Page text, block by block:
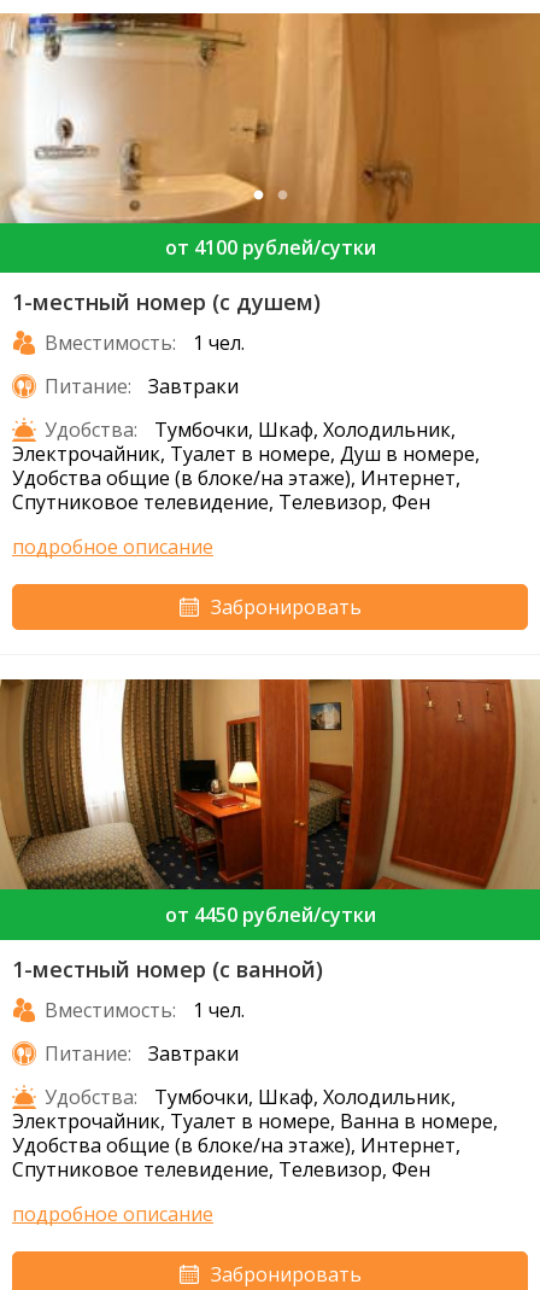
от 4100 рублей/сутки
1-местный номер (с душем)
Вместимость:
1 чел.
Питание:
Завтраки
Удобства:
Тумбочки, Шкаф, Холодильник,
Электрочайник, Туалет в номере, Душ в номере,
Удобства общие (в блоке/на этаже), Интернет,
Спутниковое телевидение, Телевизор, Фен
подробное описание
Забронировать
от 4450 рублей/сутки
1-местный номер (с ванной)
Вместимость:
1 чел.
Питание:
Завтраки
Удобства:
Тумбочки, Шкаф, Холодильник,
Электрочайник, Туалет в номере, Ванна в номере,
Удобства общие (в блоке/на этаже), Интернет,
Спутниковое телевидение, Телевизор, Фен
подробное описание
Забронировать